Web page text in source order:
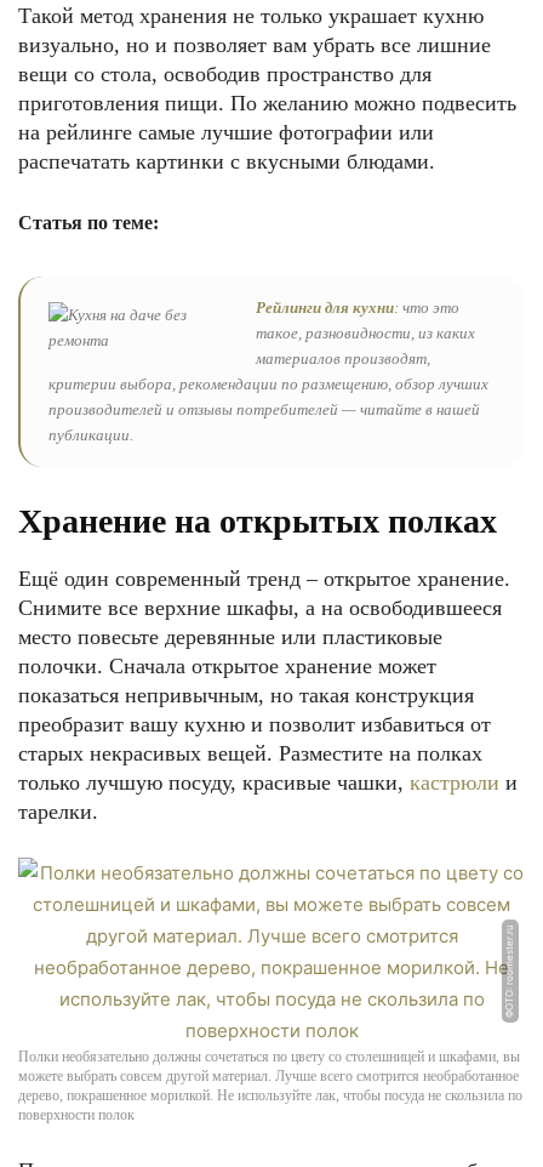
Такой метод хранения не только украшает кухню
визуально, но и позволяет вам убрать все лишние
вещи со стола, освободив пространство для
приготовления пищи. По желанию можно подвесить
на рейлинге самые лучшие фотографии или
распечатать картинки с вкусными блюдами.
Статья по теме:
Рейлинги для кухни: что это
такое, разновидности, из каких
материалов производят,
критерии выбора, рекомендации по размещению, обзор лучших
производителей и отзывы потребителей — читайте в нашей
публикации.
Хранение на открытых полках
Ещё один современный тренд – открытое хранение.
Снимите все верхние шкафы, а на освободившееся
место повесьте деревянные или пластиковые
полочки. Сначала открытое хранение может
показаться непривычным, но такая конструкция
преобразит вашу кухню и позволит избавиться от
старых некрасивых вещей. Разместите на полках
только лучшую посуду, красивые чашки, кастрюли и
тарелки.
ФОТО: roomester.ru
Полки необязательно должны сочетаться по цвету со столешницей и шкафами, вы
можете выбрать совсем другой материал. Лучше всего смотрится необработанное
дерево, покрашенное морилкой. Не используйте лак, чтобы посуда не скользила по
поверхности полок